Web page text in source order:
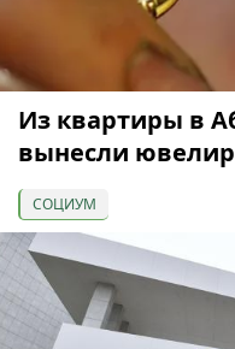
Из квартиры в
вынесли
СОЦИУМ